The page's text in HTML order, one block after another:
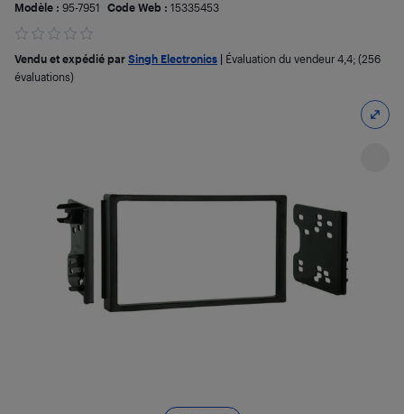
Modèle : 95-7951 Code Web : 15335453
Vendu et expédié par Singh Electronics Évaluation du vendeur 4,4; (256
évaluations)